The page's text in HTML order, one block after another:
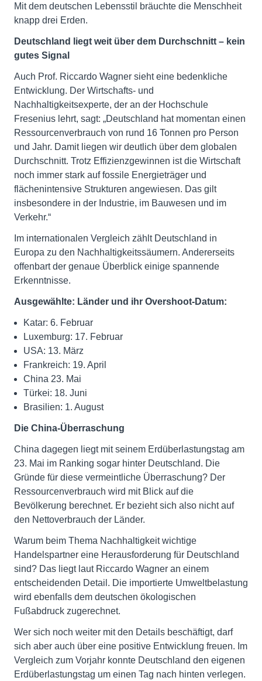
Mit dem deutschen Lebensstil bräuchte die Menschheit
knapp drei Erden.
Deutschland liegt weit über dem Durchschnitt – kein
gutes Signal
Auch Prof. Riccardo Wagner sieht eine bedenkliche
Entwicklung. Der Wirtschafts- und
Nachhaltigkeitsexperte, der an der Hochschule
Fresenius lehrt, sagt: „Deutschland hat momentan einen
Ressourcenverbrauch von rund 16 Tonnen pro Person
und Jahr. Damit liegen wir deutlich über dem globalen
Durchschnitt. Trotz Effizienzgewinnen ist die Wirtschaft
noch immer stark auf fossile Energieträger und
flächenintensive Strukturen angewiesen. Das gilt
insbesondere in der Industrie, im Bauwesen und im
Verkehr.“
Im internationalen Vergleich zählt Deutschland in
Europa zu den Nachhaltigkeitssäumern. Andererseits
offenbart der genaue Überblick einige spannende
Erkenntnisse.
Ausgewählte: Länder und ihr Overshoot-Datum:
Katar: 6. Februar
Luxemburg: 17. Februar
USA: 13. März
Frankreich: 19. April
China 23. Mai
Türkei: 18. Juni
Brasilien: 1. August
Die China-Überraschung
China dagegen liegt mit seinem Erdüberlastungstag am
23. Mai im Ranking sogar hinter Deutschland. Die
Gründe für diese vermeintliche Überraschung? Der
Ressourcenverbrauch wird mit Blick auf die
Bevölkerung berechnet. Er bezieht sich also nicht auf
den Nettoverbrauch der Länder.
Warum beim Thema Nachhaltigkeit wichtige
Handelspartner eine Herausforderung für Deutschland
sind? Das liegt laut Riccardo Wagner an einem
entscheidenden Detail. Die importierte Umweltbelastung
wird ebenfalls dem deutschen ökologischen
Fußabdruck zugerechnet.
Wer sich noch weiter mit den Details beschäftigt, darf
sich aber auch über eine positive Entwicklung freuen. Im
Vergleich zum Vorjahr konnte Deutschland den eigenen
Erdüberlastungstag um einen Tag nach hinten verlegen.